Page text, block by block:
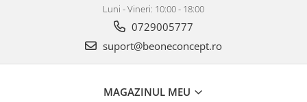
Luni - Vineri: 10:00 - 18:00
0729005777
suport@beoneconcept.ro
MAGAZINUL MEU